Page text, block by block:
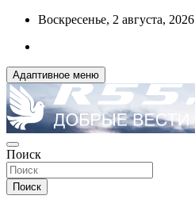
Перейти
содержимому
Воскресенье, 2 августа, 2026
Адаптивное меню
R55.RU
ДОБРЫЕ ВЕСТИ ИЗ ОМСКА
Поиск
Поиск